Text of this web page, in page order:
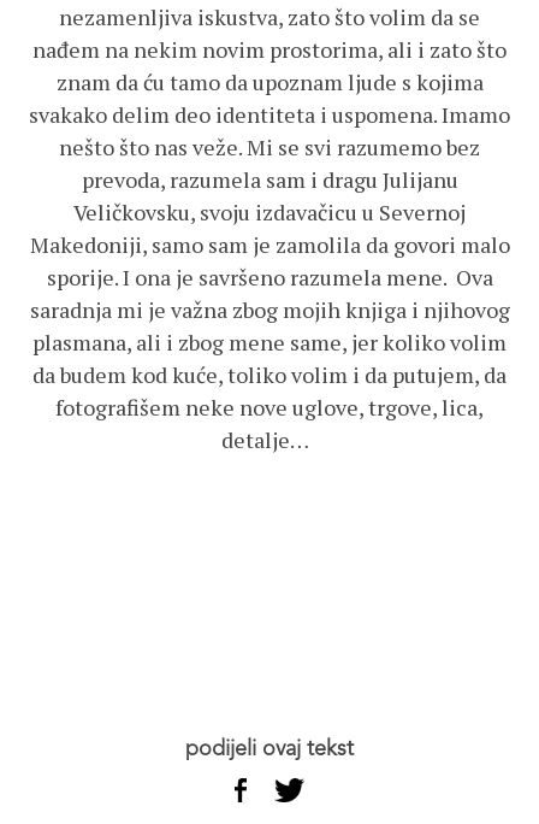
nezamenljiva iskustva, zato što volim da se
nađem na nekim novim prostorima, ali i zato što
znam da ću tamo da upoznam ljude s kojima
svakako delim deo identiteta i uspomena. Imamo
nešto što nas veže. Mi se svi razumemo bez
prevoda, razumela sam i dragu Julijanu
Veličkovsku, svoju izdavačicu u Severnoj
Makedoniji, samo sam je zamolila da govori malo
sporije. I ona je savršeno razumela mene. Ova
saradnja mi je važna zbog mojih knjiga i njihovog
plasmana, ali i zbog mene same, jer koliko volim
da budem kod kuće, toliko volim i da putujem, da
fotografišem neke nove uglove, trgove, lica,
detalje…
podijeli ovaj tekst